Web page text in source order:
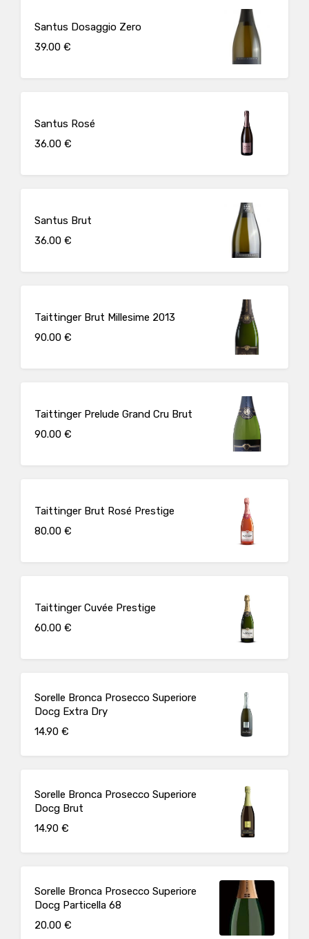
Santus Dosaggio Zero
39.00 €
Santus Rosé
36.00 €
Santus Brut
36.00 €
Taittinger Brut Millesime 2013
90.00 €
Taittinger Prelude Grand Cru Brut
90.00 €
Taittinger Brut Rosé Prestige
80.00 €
Taittinger Cuvée Prestige
60.00 €
Sorelle Bronca Prosecco Superiore
Docg Extra Dry
14.90 €
Sorelle Bronca Prosecco Superiore
Docg Brut
14.90 €
Sorelle Bronca Prosecco Superiore
Docg Particella 68
20.00 €